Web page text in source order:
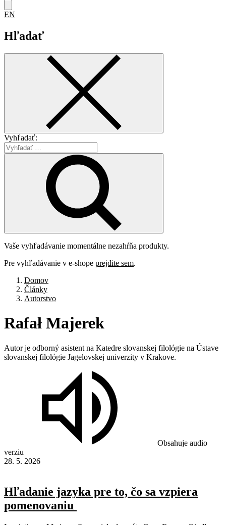
EN
Hľadať
Vyhľadať:
Vaše vyhľadávanie momentálne nezahŕňa produkty.
Pre vyhľadávanie v e-shope prejdite sem.
Domov
Články
Autorstvo
Rafał Majerek
Autor je odborný asistent na Katedre slovanskej filológie na Ústave
slovanskej filológie Jagelovskej univerzity v Krakove.
Obsahuje audio
verziu
28. 5. 2026
Hľadanie jazyka pre to, čo sa vzpiera
pomenovaniu